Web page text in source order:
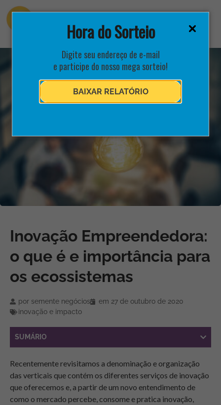
Hora do Sorteio
Digite seu endereço de e-mail
e participe do nosso mega sorteio!
BAIXAR RELATÓRIO
Inovação Empreendedora:
o que é e importância para
os ecossistemas
por semente negócios em 27 de outubro de 2020
inovação e impacto
SUMÁRIO
Recentemente revisitamos a denominação e organização
das verticais que contém os diferentes serviços de inovação
que oferecemos e, a partir de um novo entendimento de
como o mercado percebe, consome e pratica inovação,